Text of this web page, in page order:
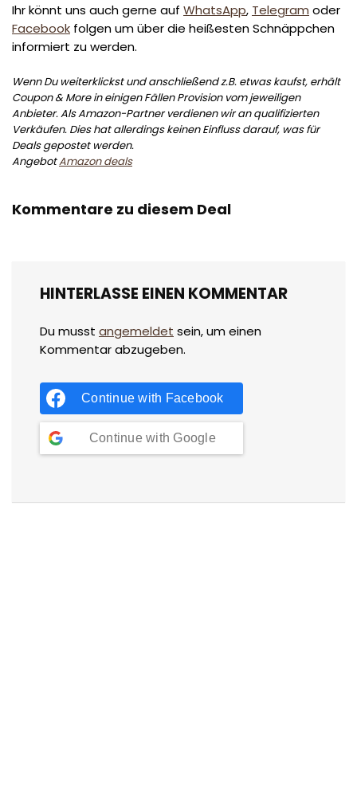
Ihr könnt uns auch gerne auf WhatsApp, Telegram oder
Facebook folgen um über die heißesten Schnäppchen
informiert zu werden.
Wenn Du weiterklickst und anschließend z.B. etwas kaufst, erhält
Coupon & More in einigen Fällen Provision vom jeweiligen
Anbieter. Als Amazon-Partner verdienen wir an qualifizierten
Verkäufen. Dies hat allerdings keinen Einfluss darauf, was für
Deals gepostet werden.
AngebotAmazon deals
Kommentare zu diesem Deal
HINTERLASSE EINEN KOMMENTAR
Du musst angemeldet sein, um einen
Kommentar abzugeben.
Continue with Facebook
Continue with Google